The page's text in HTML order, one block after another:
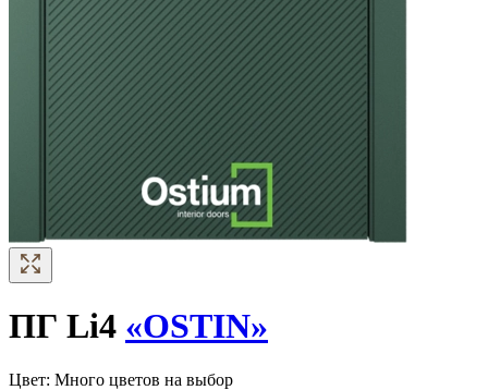
ПГ Li4 «OSTIN»
Цвет: Много цветов на выбор